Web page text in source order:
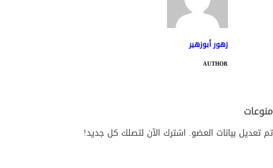
زهور أبوزهير
AUTHOR
منوعات
تم تعديل بيانات العضو. اشترك الآن لتصلك كل جديد!